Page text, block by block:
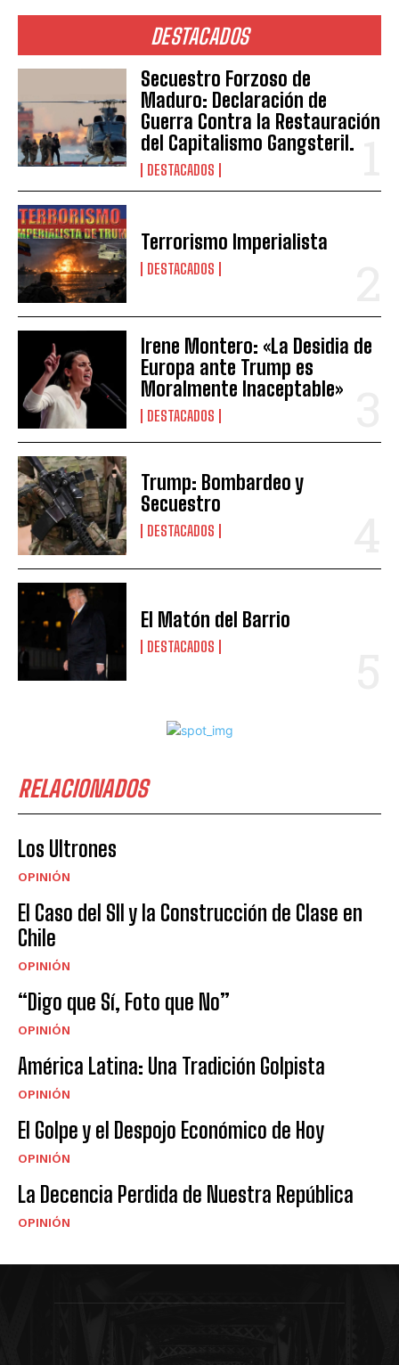
DESTACADOS
Secuestro Forzoso de
Maduro: Declaración de
Guerra Contra la Restauración
del Capitalismo Gangsteril.
DESTACADOS
Terrorismo Imperialista
DESTACADOS
Irene Montero: «La Desidia de
Europa ante Trump es
Moralmente Inaceptable»
DESTACADOS
Trump: Bombardeo y
Secuestro
DESTACADOS
El Matón del Barrio
DESTACADOS
RELACIONADOS
Los Ultrones
OPINIÓN
El Caso del SII y la Construcción de Clase en
Chile
OPINIÓN
“Digo que Sí, Foto que No”
OPINIÓN
América Latina: Una Tradición Golpista
OPINIÓN
El Golpe y el Despojo Económico de Hoy
OPINIÓN
La Decencia Perdida de Nuestra República
OPINIÓN